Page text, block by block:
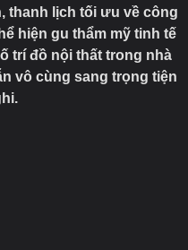
thanh lịch tối ưu về công
hiện gu thẩm mỹ tinh tế
trí đồ nội thất trong nhà
vô cùng sang trọng tiện